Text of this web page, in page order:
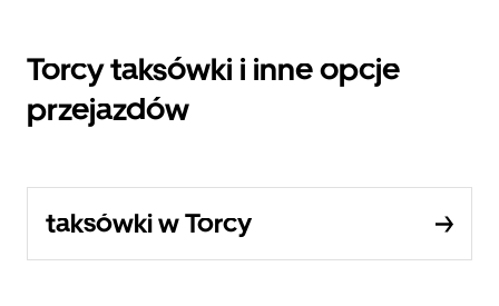
Torcy taksówki i inne opcje
przejazdów
taksówki w Torcy